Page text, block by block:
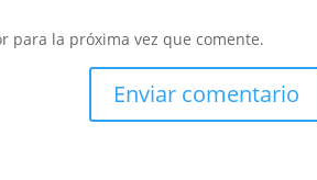
para la próxima vez que comente.